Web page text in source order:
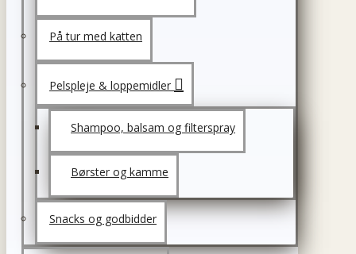
På tur med katten
Pelspleje & loppemidler
Shampoo, balsam og filterspray
Børster og kamme
Snacks og godbidder